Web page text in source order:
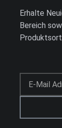
Erhalte
Bereich